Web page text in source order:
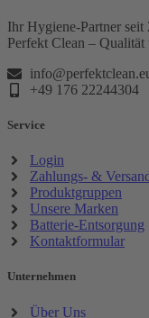
Ihr Hygiene-Partner seit
Perfekt Clean – Qualität
+49 176 22244304
Service
Login
Zahlungs- &
Produktgruppen
Unsere Marken
Batterie-Entsorgung
Kontaktformular
Unternehmen
Über Uns